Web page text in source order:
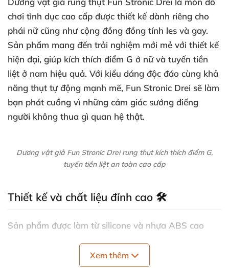
chơi tình dục cao cấp được thiết kế dành riêng cho
phái nữ cũng như cộng đồng đồng tính les và gay.
Sản phẩm mang đến trải nghiệm mới mẻ với thiết kế
hiện đại, giúp kích thích điểm G ở nữ và tuyến tiền
liệt ở nam hiệu quả. Với kiểu dáng độc đáo cùng khả
năng thụt tự động mạnh mẽ, Fun Stronic Drei sẽ làm
bạn phát cuồng vì những cảm giác sướng điếng
người không thua gì quan hệ thật.
Dương vật giả Fun Stronic Drei rung thụt kích thích điểm G,
tuyến tiền liệt an toàn cao cấp
Thiết kế và chất liệu đỉnh cao 🛠️
Sản phẩm được làm từ silicone và nhựa ABS cao
da, không gây kích ứng. Bề mặt thân dương vật có
Xem thêm